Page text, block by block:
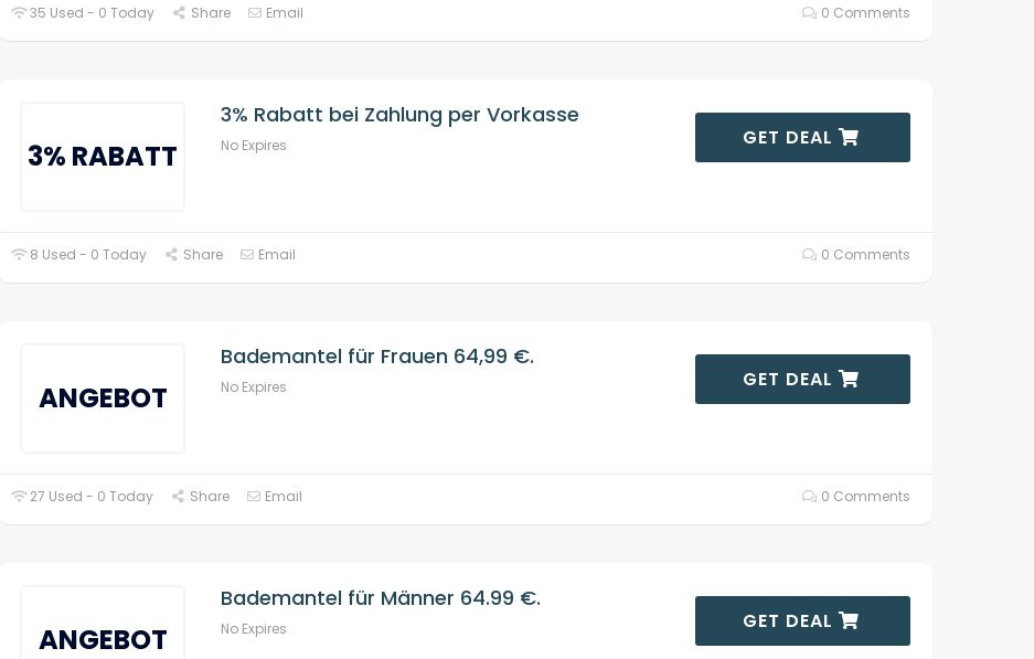
35 Used - 0 Today Share Email 0 Comments
3% RABATT
3% Rabatt bei Zahlung per Vorkasse
No Expires GET DEAL
8 Used - 0 Today Share Email 0 Comments
ANGEBOT
Bademantel für Frauen 64,99 €.
No Expires GET DEAL
27 Used - 0 Today Share Email 0 Comments
ANGEBOT
Bademantel für Männer 64.99 €.
No Expires GET DEAL